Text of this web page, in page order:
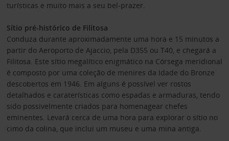
turísticas e muito mais a seu bel-prazer.
Sítio pré-histórico de Filitosa
Conduza durante aproximadamente uma hora e 15 minutos a
partir do Aeroporto de Ajaccio, pela D355 ou T40, e chegará a
Filitosa. Este sítio megalítico enigmático na Córsega meridional
é composto por uma coleção de menires da Idade do Bronze
descobertos em 1946. Em alguns é possível ver rostos
detalhados e caraterísticas como espadas e armaduras, tendo
sido possivelmente criados para homenagear chefes
eminentes. Levará cerca de uma hora para explorar o sítio no
cimo da colina, que inclui um museu e uma mina antiga.